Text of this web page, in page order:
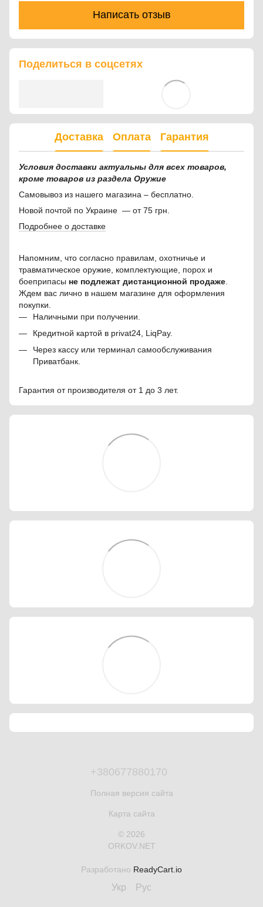
Написать отзыв
Поделиться в соцсетях
Доставка Оплата Гарантия
Условия доставки актуальны для всех товаров,
кроме товаров из раздела Оружие
Самовывоз из нашего магазина – бесплатно.
Новой почтой по Украине — от 75 грн.
Подробнее о доставке
Напомним, что согласно правилам, охотничье и
травматическое оружие, комплектующие, порох и
боеприпасы не подлежат дистанционной продаже
Ждем вас лично в нашем магазине для оформления
покупки.
Наличными при получении.
Кредитной картой в privat24, LiqPay.
Через кассу или терминал самообслуживания
Приватбанк.
Гарантия от производителя от 1 до 3 лет.
+380677880170
Полная версия сайта
Карта сайта
© 2026
ORKOV.NET
Разработано ReadyCart.io
Укр Рус